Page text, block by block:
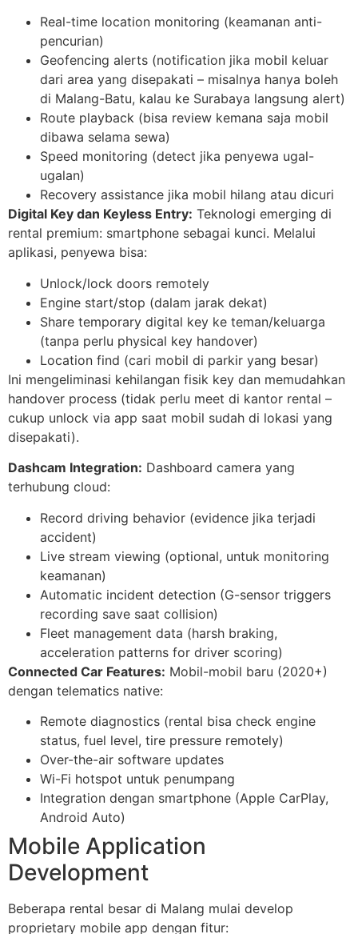
Real-time location monitoring (keamanan anti-
pencurian)
Geofencing alerts (notification jika mobil keluar
dari area yang disepakati – misalnya hanya boleh
di Malang-Batu, kalau ke Surabaya langsung alert)
Route playback (bisa review kemana saja mobil
dibawa selama sewa)
Speed monitoring (detect jika penyewa ugal-
ugalan)
Recovery assistance jika mobil hilang atau dicuri
Digital Key dan Keyless Entry: Teknologi emerging di
rental premium: smartphone sebagai kunci. Melalui
aplikasi, penyewa bisa:
Unlock/lock doors remotely
Engine start/stop (dalam jarak dekat)
Share temporary digital key ke teman/keluarga
(tanpa perlu physical key handover)
Location find (cari mobil di parkir yang besar)
Ini mengeliminasi kehilangan fisik key dan memudahkan
handover process (tidak perlu meet di kantor rental –
cukup unlock via app saat mobil sudah di lokasi yang
disepakati).
Dashcam Integration: Dashboard camera yang
terhubung cloud:
Record driving behavior (evidence jika terjadi
accident)
Live stream viewing (optional, untuk monitoring
keamanan)
Automatic incident detection (G-sensor triggers
recording save saat collision)
Fleet management data (harsh braking,
acceleration patterns for driver scoring)
Connected Car Features: Mobil-mobil baru (2020+)
dengan telematics native:
Remote diagnostics (rental bisa check engine
status, fuel level, tire pressure remotely)
Over-the-air software updates
Wi-Fi hotspot untuk penumpang
Integration dengan smartphone (Apple CarPlay,
Android Auto)
Mobile Application
Development
Beberapa rental besar di Malang mulai develop
proprietary mobile app dengan fitur: